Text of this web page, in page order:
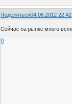
Поделиться04.06.2012 22:42
Сейчас на рынке много
0